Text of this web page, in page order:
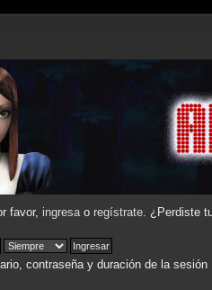
favor, ingresao regístrate. ¿Perdiste
contraseña y duración de la sesión